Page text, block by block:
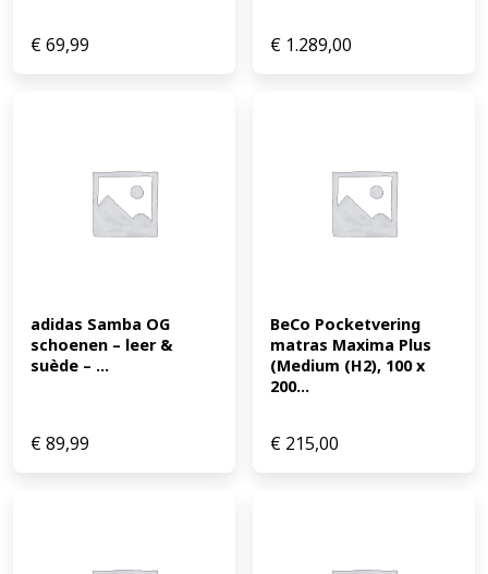
€69,99 € 1.289,00
adidas Samba OG
schoenen – leer &
suède – ...
€89,99
BeCo Pocketvering
matras Maxima Plus
(Medium (H2), 100 x
200...
€ 215,00